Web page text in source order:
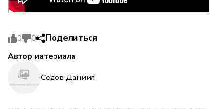
0 0 Поделиться
Автор материала
Седов Даниил